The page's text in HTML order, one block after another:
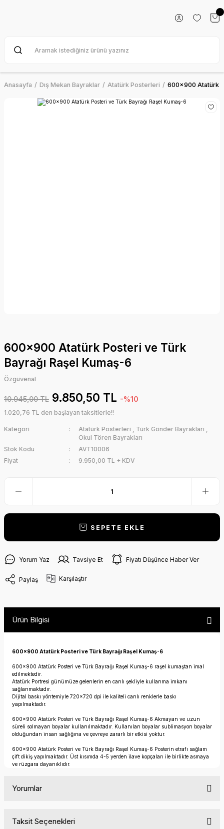
Anasayfa Dış Mekan Bayraklar Atatürk Posterleri 600x900 Atatürk
600x900 Atatürk Posteri ve Türk
Bayrağı Raşel Kumaş-6
Özgüvenal
10.945,00 TL 9.850,50 TL -%10
1.020,76 TL den başlayan taksitlerle!!
Kategori Atatürk Posterleri , Türk Gönder Bayrakları ,
Okul Tören Bayrakları
Stok Kodu
AVT10006
Fiyat
9.950,00 TL + KDV
SEPETE EKLE
Yorum Yaz Tavsiye Et Fiyatı Düşünce Haber Ver
Paylaş Karşılaştır
Ürün Bilgisi
600x900 Atatürk Posteri ve Türk Bayrağı Raşel Kumaş-6
600x900 Atatürk Posteri ve Türk Bayrağı Raşel Kumaş-6 raşel kumaştan imal
edilmektedir.
Atatürk Portresi günümüze gelenlerin en canlı şekliyle kullanma imkanı
sağlanmaktadır.
Dijital baskı yöntemiyle 720x720 dpi ile kaliteli canlı renklerle baskı
yapılmaktadır.
600x900 Atatürk Posteri ve Türk Bayrağı Raşel Kumaş-6 Akmayan ve uzun
süreli solmayan boyalar kullanılmaktadır. Kullanılan boyalar sublimasyon boyalar
olduğundan insan sağlığına ve çevreye zararlı bir etkisi yoktur.
600x900 Atatürk Posteri ve Türk Bayrağı Raşel Kumaş-6 Posterin etrafı sağlam
çift dikiş yapılmaktadır. Üst kısımda 4-5 yerden ilave kopçaları ile birlikte asmaya
ve rüzgara dayanıklıdır.
Yorumlar
Taksit Seçenekleri